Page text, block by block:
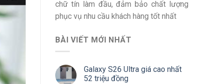
chữ tín làm đầu, đảm bảo chất lượng
phục vụ nhu cầu khách hàng tốt nhất
BÀI VIẾT MỚI NHẤT
Galaxy S26 Ultra giá cao nhất
52 triệu đồng